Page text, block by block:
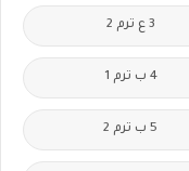
3 ع ترم 2
4 ب ترم 1
5 ب ترم 2